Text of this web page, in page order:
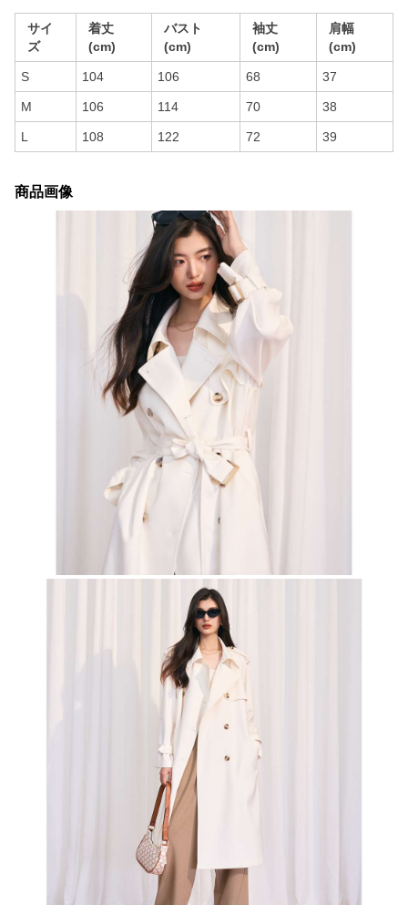
サイ
ズ
着丈
(cm)
バスト
(cm)
袖丈
(cm)
肩幅
(cm)
S 104 106 68 37
M 106 114 70 38
L 108 122 72 39
商品画像